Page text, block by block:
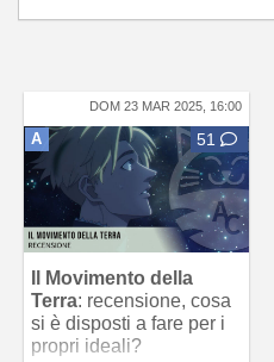
DOM 23 MAR 2025, 16:00
A 51
Il Movimento della
Terra: recensione, cosa
si è disposti a fare per i
propri ideali?